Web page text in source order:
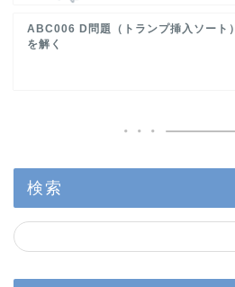
ABC006 D問題（トランプ挿入ソート）
を解く
検索